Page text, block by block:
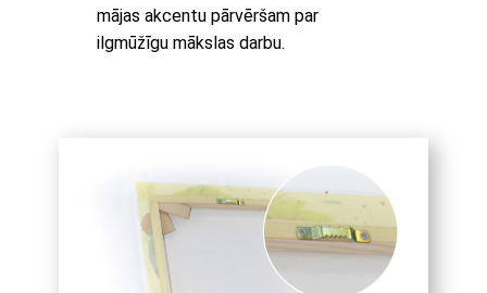
mājas akcentu pārvēršam par
ilgmūžīgu mākslas darbu.